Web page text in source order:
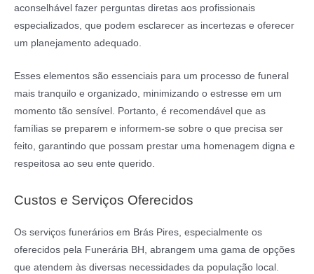
aconselhável fazer perguntas diretas aos profissionais
especializados, que podem esclarecer as incertezas e oferecer
um planejamento adequado.
Esses elementos são essenciais para um processo de funeral
mais tranquilo e organizado, minimizando o estresse em um
momento tão sensível. Portanto, é recomendável que as
famílias se preparem e informem-se sobre o que precisa ser
feito, garantindo que possam prestar uma homenagem digna e
respeitosa ao seu ente querido.
Custos e Serviços Oferecidos
Os serviços funerários em Brás Pires, especialmente os
oferecidos pela Funerária BH, abrangem uma gama de opções
que atendem às diversas necessidades da população local.